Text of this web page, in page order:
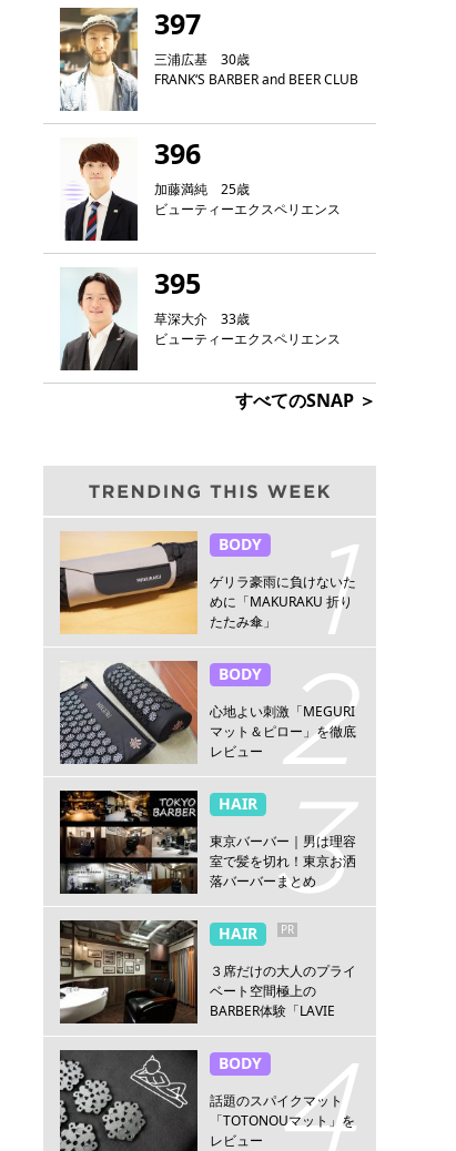
397
三浦広基 30歳
FRANK‘S BARBER and BEER CLUB
396
加藤満純 25歳
ビューティーエクスペリエンス
395
草深大介 33歳
ビューティーエクスペリエンス
すべてのSNAP ＞
BODY
ゲリラ豪雨に負けないた
めに「MAKURAKU 折り
たたみ傘」
BODY
心地よい刺激「MEGURI
マット＆ピロー」を徹底
レビュー
HAIR
東京バーバー｜男は理容
室で髪を切れ！東京お洒
落バーバーまとめ
HAIR PR
３席だけの大人のプライ
ベート空間極上の
BARBER体験「LAVIE
BARBER HANARE新宿
店」
BODY
話題のスパイクマット
「TOTONOUマット」を
レビュー